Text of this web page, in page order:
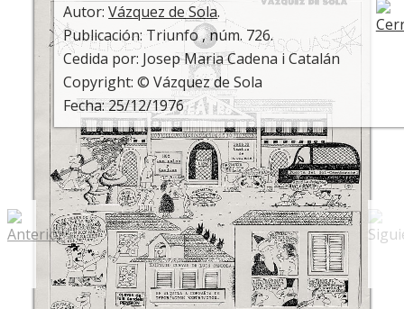
Autor:Vázquez de Sola.
Publicación: Triunfo , núm. 726.
Cedida por: Josep Maria Cadena i Catalán
Copyright: © Vázquez de Sola
Fecha: 25/12/1976